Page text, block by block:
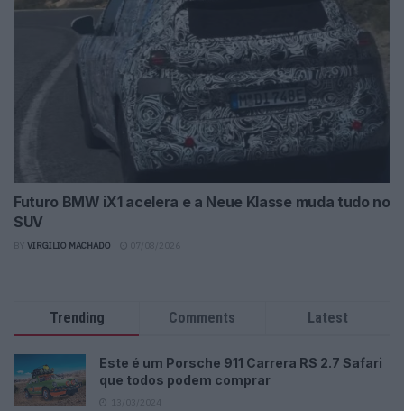
Futuro BMW iX1 acelera e a Neue Klasse muda tudo no
SUV
VIRGILIO MACHADO
Trending Comments Latest
Este é um Porsche 911 Carrera RS 2.7 Safari
que todos podem comprar